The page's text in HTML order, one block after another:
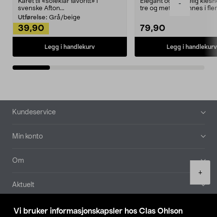
Vi bruker informasjonskapsler hos Clas Ohlson
-
+
svenske Afton...
Utførelse: Grå/beige
39,90
Legg i handlekurv
tre og metall – finnes i
79,90
Legg i handlekurv
Bunntekst
Kundeservice
Min konto
Om
Aktuelt
Våre selskaper